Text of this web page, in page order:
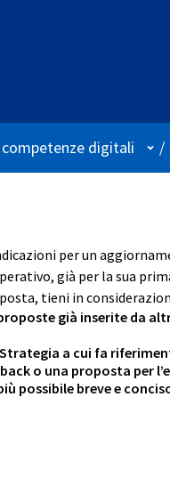
digitali /
per un
già per la sua
tieni in
già inserite da
a cui fa
o una proposta per
possibile breve e